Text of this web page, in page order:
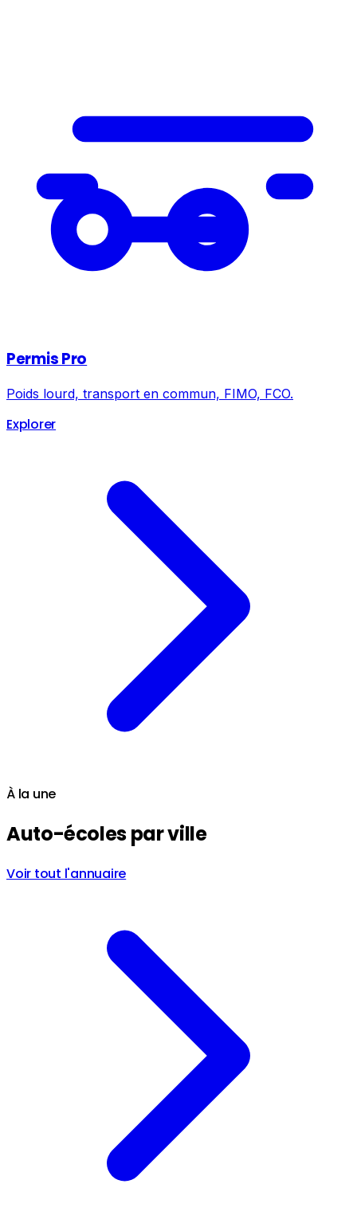
Permis Pro
Poids lourd, transport en commun, FIMO, FCO.
Explorer
À la une
Auto-écoles par ville
Voir tout l'annuaire